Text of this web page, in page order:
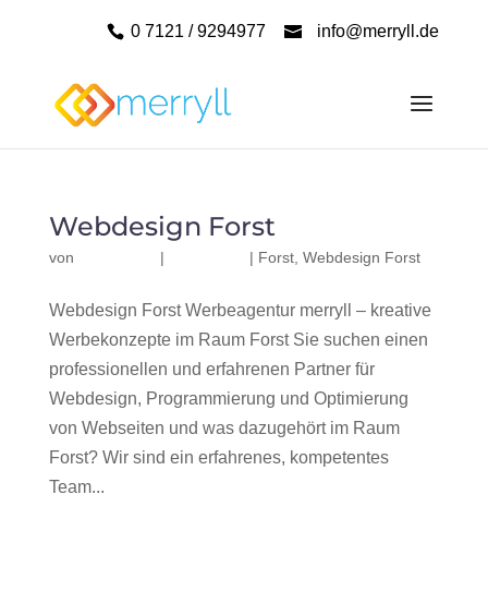
0 7121 / 9294977 info@merryll.de
Webdesign Forst
von | | Forst, Webdesign Forst
Webdesign Forst Werbeagentur merryll – kreative
Werbekonzepte im Raum Forst Sie suchen einen
professionellen und erfahrenen Partner für
Webdesign, Programmierung und Optimierung
von Webseiten und was dazugehört im Raum
Forst? Wir sind ein erfahrenes, kompetentes
Team...